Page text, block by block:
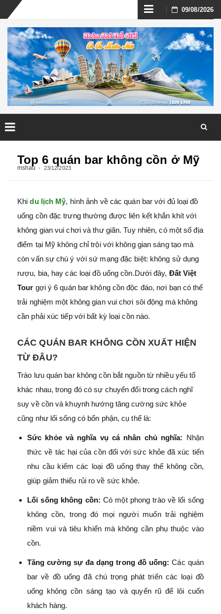
Skip
to
content
09/08/2026
content
Top 6 quán bar không cồn ở Mỹ
mshau 23/12/2023
Khi du lịch Mỹ, hình ảnh về các quán bar với đủ loại đồ
uống cồn đặc trưng thường được liên kết khắn khít với
không gian vui chơi và thư giãn. Tuy nhiên, có một số địa
điểm tại Mỹ không chỉ trội với không gian sáng tạo mà
còn vấn sự chú ý với sứ mạng đặc biệt: không sử dụng
rượu, bia, hay các loại đồ uống cồn.Dưới đây, Đất Việt
Tour gợi ý 6 quán bar không cồn độc đáo, nơi bạn có thể
trải nghiệm một không gian vui chơi sôi động mà không
cần phải xúc tiếp với bất kỳ loại cồn nào.
CÁC QUÁN BAR KHÔNG CỒN XUẤT HIỆN
TỪ ĐÂU?
Trào lưu quán bar không cồn bắt nguồn từ nhiều yếu tố
khác nhau, trong đó có sự chuyển đổi trong cách nghĩ
suy về cồn và khuynh hướng tăng cường sức khỏe
cũng như lối sống có bổn phận, cụ thể là:
Sức khỏe và nghĩa vụ cá nhân chủ nghĩa: Nhận
thức về tác hại của cồn đối với sức khỏe đã xúc tiến
nhu cầu kiếm các loại đồ uống thay thế không cồn,
giúp giảm thiểu rủi ro về sức khỏe.
Lối sống không cồn: Có một phong trào về lối sống
không cồn, trong đó mọi người muốn trải nghiệm
niềm vui và tiêu khiển mà không cần phụ thuộc vào
cồn.
Tăng cường sự đa dạng trong đồ uống: Các quán
bar về đồ uống đã chú trọng phát triển các loại đồ
uống không cồn sáng tạo và quyến rũ để lôi cuốn
khách hàng.